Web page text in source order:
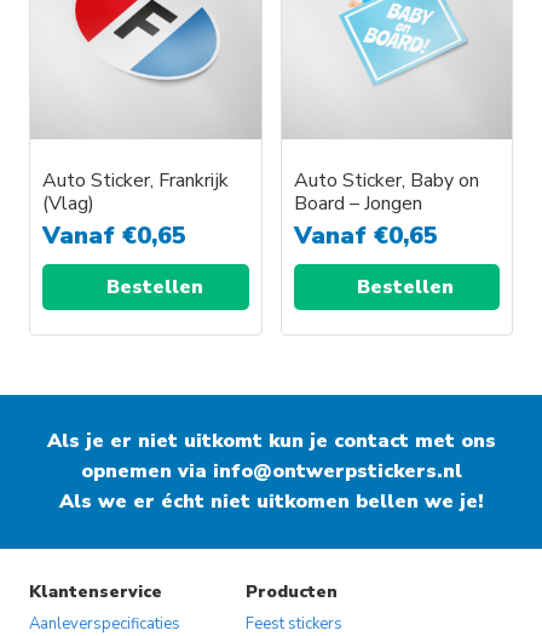
Auto Sticker, Frankrijk
(Vlag)
Vanaf €0,65
Bestellen
Auto Sticker, Baby on
Board – Jongen
Vanaf €0,65
Bestellen
Als je er niet uitkomt kun je contact met ons
opnemen via info@ontwerpstickers.nl
Als we er écht niet uitkomen bellen we je!
Klantenservice
Aanleverspecificaties
Producten
Feest stickers